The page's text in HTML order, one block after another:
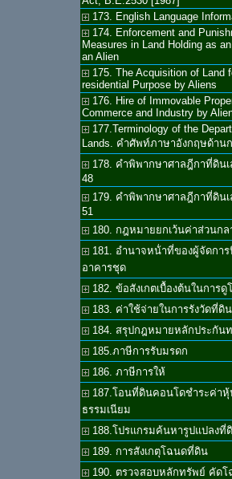
173. English Language
174. Enforcement and
Measures in Land Holding as
an Alien
175. The Acquisition of Land
residential Purpose by Aliens
176. Hire of Immovable
Commerce and Industry by
177.Terminology of the
Lands. คำศัพท์ภาษาอังกฤษด้าน
178. คำพิพากษาศาลฎีกาที่ดินเ
48
179. คำพิพากษาศาลฎีกาที่ดินเ
51
180. กฎหมายยกเว้นค่าส่วนกล
181. อำนาจหน้่าที่ของผู้จัดกา
อาคารชุด
182. ข้อสังเกตเบื้องต้นในการ
183. ค่าใช้จ่ายในการรังวัดที่ดิ
184. สรุปกฎหมายหลักประกัน
185.ภาษีการรับมรดก
186. ภาษีการให้
187.โอนที่ดินคอนโดชำระค่า
ธรรมเนียม
188.โปรแกรมค้นหารูปแปลงที่
189. การสังเกตุโฉนดที่ดิน
190. ตรวจสอบหลักทรัพย์ คัด